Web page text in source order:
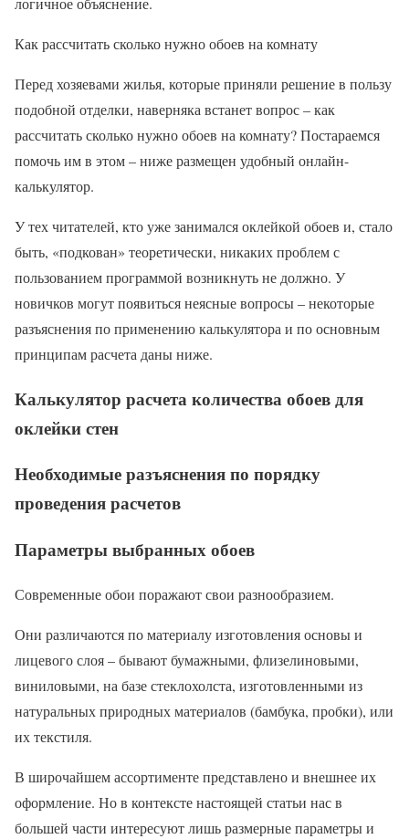
Как рассчитать сколько нужно обоев на комнату
Перед хозяевами жилья, которые приняли решение в пользу
подобной отделки, наверняка встанет вопрос – как
рассчитать сколько нужно обоев на комнату? Постараемся
помочь им в этом – ниже размещен удобный онлайн-
калькулятор.
У тех читателей, кто уже занимался оклейкой обоев и, стало
быть, «подкован» теоретически, никаких проблем с
пользованием программой возникнуть не должно. У
новичков могут появиться неясные вопросы – некоторые
разъяснения по применению калькулятора и по основным
принципам расчета даны ниже.
Калькулятор расчета количества обоев для
оклейки стен
Необходимые разъяснения по порядку
проведения расчетов
Параметры выбранных обоев
Современные обои поражают свои разнообразием.
Они различаются по материалу изготовления основы и
лицевого слоя – бывают бумажными, флизелиновыми,
виниловыми, на базе стеклохолста, изготовленными из
натуральных природных материалов (бамбука, пробки), или
их текстиля.
В широчайшем ассортименте представлено и внешнее их
оформление. Но в контексте настоящей статьи нас в
большей части интересуют лишь размерные параметры и